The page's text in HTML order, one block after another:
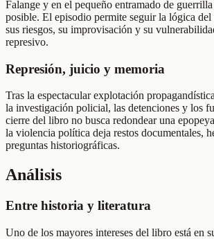
Falange y en el pequeño entramado de
posible. El episodio permite seguir la lógica
sus riesgos, su improvisación y su
represivo.
Represión, juicio y memoria
Tras la espectacular explotación
la investigación policial, las detenciones y los
cierre del libro no busca redondear una
la violencia política deja restos documentales,
preguntas historiográficas.
Análisis
Entre historia y literatura
Uno de los mayores intereses del libro está en